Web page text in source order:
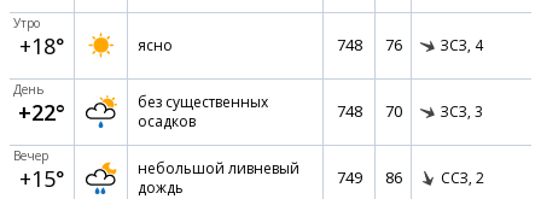
Утро
+18° ясно 748 76 ЗСЗ, 4
День
+22°
без существенных
осадков
748 70 ЗСЗ, 3
Вечер
+15°
небольшой ливневый
дождь
749 86 ССЗ, 2